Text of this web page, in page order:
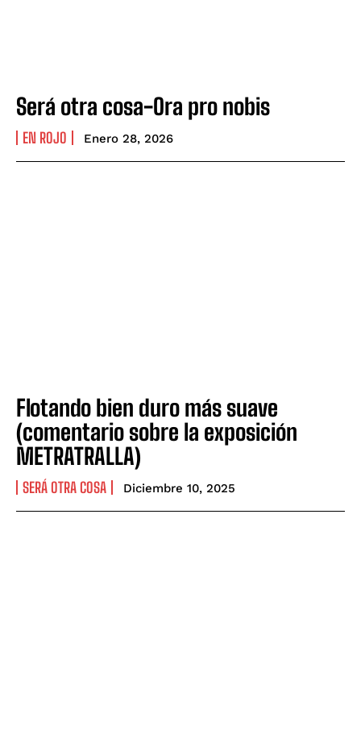
Será otra cosa-Ora pro nobis
EN ROJO Enero 28, 2026
Flotando bien duro más suave
(comentario sobre la exposición
METRATRALLA)
SERÁ OTRA COSA Diciembre 10, 2025